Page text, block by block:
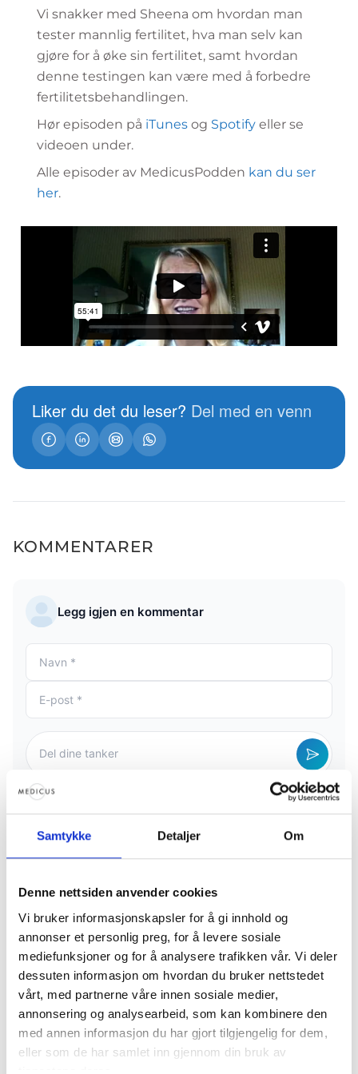
Samtykke Detaljer Om
Denne nettsiden anvender cookies
Vi bruker informasjonskapsler for å gi innhold og
annonser et personlig preg, for å levere sosiale
mediefunksjoner og for å analysere trafikken vår. Vi deler
dessuten informasjon om hvordan du bruker nettstedet
vårt, med partnerne våre innen sosiale medier,
annonsering og analysearbeid, som kan kombinere den
med annen informasjon du har gjort tilgjengelig for dem,
eller som de har samlet inn gjennom din bruk av
Vi snakker med Sheena om hvordan man
tester mannlig fertilitet, hva man selv kan
gjøre for å øke sin fertilitet, samt hvordan
denne testingen kan være med å forbedre
fertilitetsbehandlingen.
Hør episoden på iTunes og Spotify eller se
videoen under.
Alle episoder av MedicusPodden kan du ser
her.
Liker du det du leser? Del med en venn
KOMMENTARER
Legg igjen en kommentar
RELATERTE ARTIKLER